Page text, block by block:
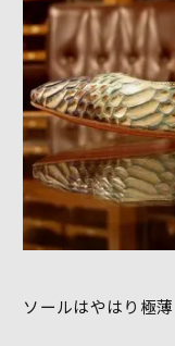
ソールはやはり極薄